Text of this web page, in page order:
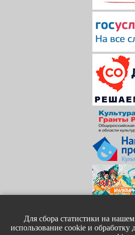
Для сбора статистики на
использование cookie и